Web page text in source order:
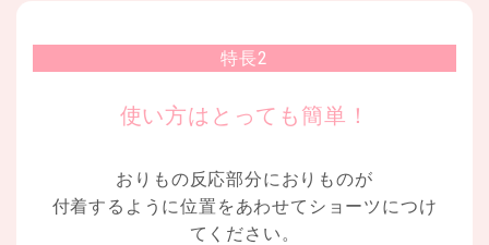
特長2
使い方はとっても簡単！
おりもの反応部分におりものが
付着するように位置をあわせてショーツにつけ
てください。